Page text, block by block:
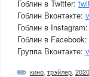
Гоблин в Twitter:
Гоблин Вконтакте:
Гоблин в Instagram:
Гоблин в Facebook:
Группа Вконтакте:
кино трэйлер 2020